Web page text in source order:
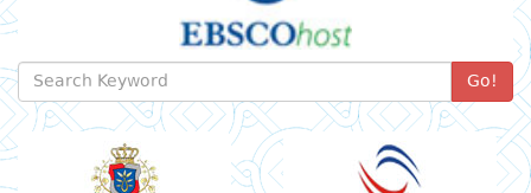
Go!